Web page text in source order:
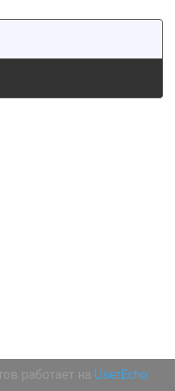
работает на UserEcho